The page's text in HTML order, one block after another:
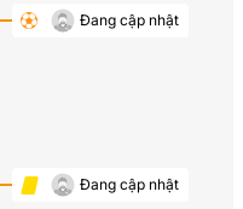
Đang cập nhật
Đang cập nhật